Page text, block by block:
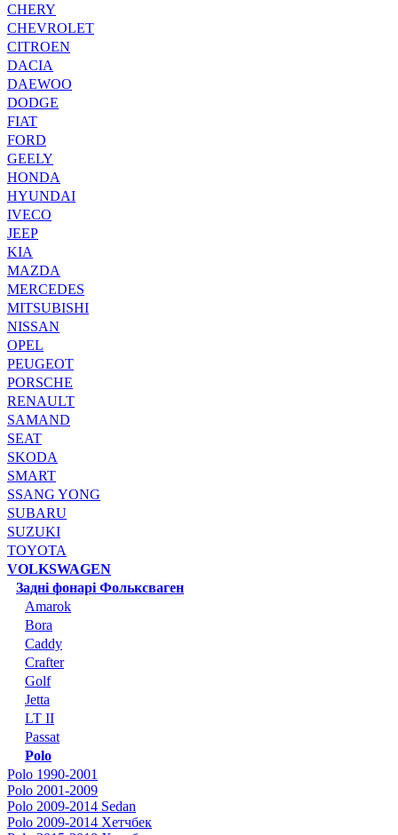
CHERY
CHEVROLET
CITROEN
DACIA
DAEWOO
DODGE
FIAT
FORD
GEELY
HONDA
HYUNDAI
IVECO
JEEP
KIA
MAZDA
MERCEDES
MITSUBISHI
NISSAN
OPEL
PEUGEOT
PORSCHE
RENAULT
SAMAND
SEAT
SKODA
SMART
SSANG YONG
SUBARU
SUZUKI
TOYOTA
VOLKSWAGEN
Задні фонарі Фольксваген
Amarok
Bora
Caddy
Crafter
Golf
Jetta
LT II
Passat
Polo
Polo 1990-2001
Polo 2001-2009
Polo 2009-2014 Sedan
Polo 2009-2014 Хетчбек